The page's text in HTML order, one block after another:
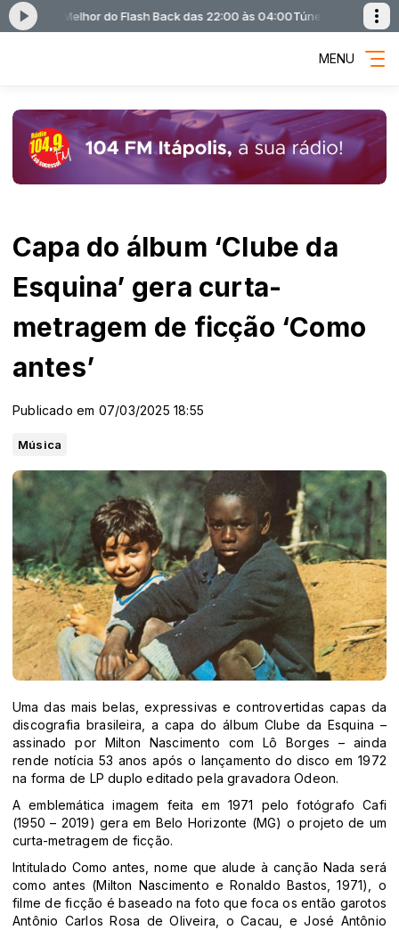
O Melhor do Flash Back das 22:00 às 04:00Túnel do Tempo - O
MENU
Capa do álbum ‘Clube da
Esquina’ gera curta-
metragem de ficção ‘Como
antes’
Publicado em 07/03/2025 18:55
Música
Uma das mais belas, expressivas e controvertidas capas da
discografia brasileira, a capa do álbum Clube da Esquina –
assinado por Milton Nascimento com Lô Borges – ainda
rende notícia 53 anos após o lançamento do disco em 1972
na forma de LP duplo editado pela gravadora Odeon.
A emblemática imagem feita em 1971 pelo fotógrafo Cafi
(1950 – 2019) gera em Belo Horizonte (MG) o projeto de um
curta-metragem de ficção.
Intitulado Como antes, nome que alude à canção Nada será
como antes (Milton Nascimento e Ronaldo Bastos, 1971), o
filme de ficção é baseado na foto que foca os então garotos
Antônio Carlos Rosa de Oliveira, o Cacau, e José Antônio